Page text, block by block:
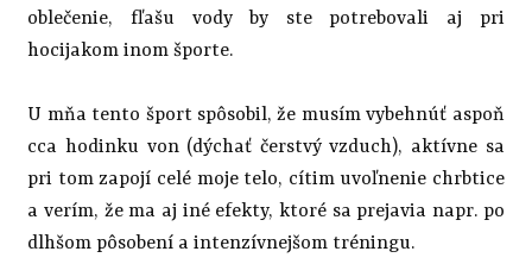
oblečenie, fľašu vody by ste potrebovali aj pri
hocijakom inom športe.
U mňa tento šport spôsobil, že musím vybehnúť aspoň
cca hodinku von (dýchať čerstvý vzduch), aktívne sa
pri tom zapojí celé moje telo, cítim uvoľnenie chrbtice
a verím, že ma aj iné efekty, ktoré sa prejavia napr. po
dlhšom pôsobení a intenzívnejšom tréningu.